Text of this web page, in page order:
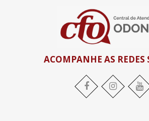
ACOMPANHE AS REDES
Facebook Instagram YouTube